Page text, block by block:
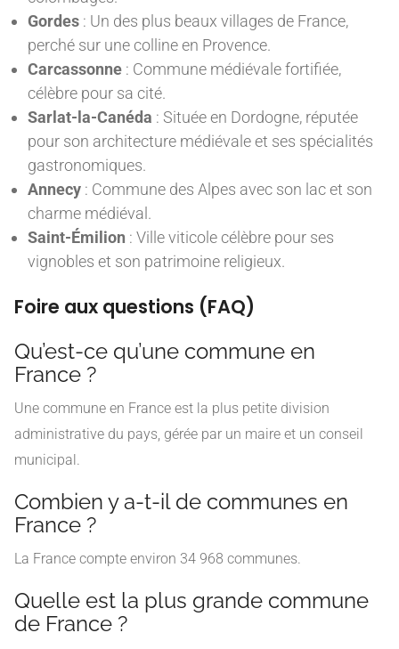
Gordes : Un des plus beaux villages de France,
perché sur une colline en Provence.
Carcassonne : Commune médiévale fortifiée,
célèbre pour sa cité.
Sarlat-la-Canéda : Située en Dordogne, réputée
pour son architecture médiévale et ses spécialités
gastronomiques.
Annecy : Commune des Alpes avec son lac et son
charme médiéval.
Saint-Émilion : Ville viticole célèbre pour ses
vignobles et son patrimoine religieux.
Foire aux questions (FAQ)
Qu’est-ce qu’une commune en
France ?
Une commune en France est la plus petite division
administrative du pays, gérée par un maire et un conseil
municipal.
Combien y a-t-il de communes en
France ?
La France compte environ 34 968 communes.
Quelle est la plus grande commune
de France ?